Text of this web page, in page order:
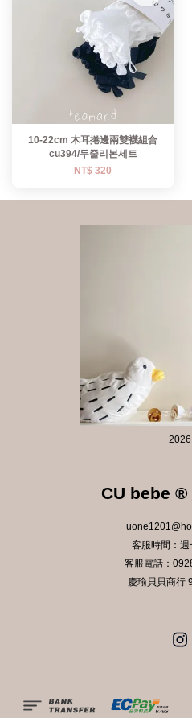
10-22cm 木耳捲邊兩雙襪組合
cu394/두줄리본세트
NT$ 320
2026
CU bebe ®
客服時間：週
客服電話：
慶瑜貝貝商行